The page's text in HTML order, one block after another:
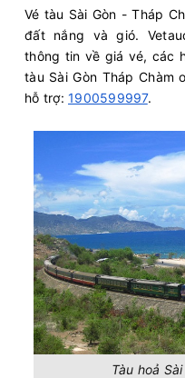
Vé tàu Sài Gòn - Tháp
đất nắng và gió.
thông tin về giá vé, các
tàu Sài Gòn Tháp Chàm
hỗ trợ: 1900599997.
Tàu hoả